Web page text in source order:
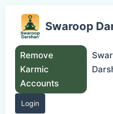
content
Swaroop
Remove
Karmic
Accounts
Login